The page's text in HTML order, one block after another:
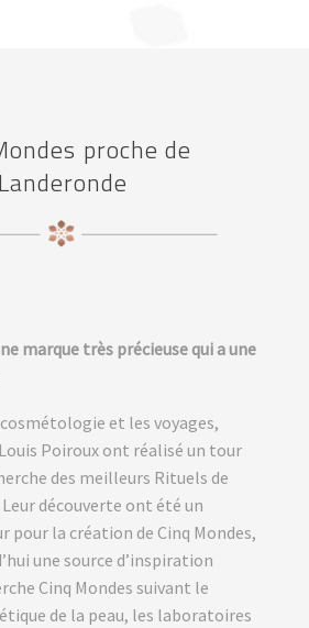
proche de
Landeronde
marque très précieuse qui a une
et les voyages,
Poiroux ont réalisé un tour
des meilleurs Rituels de
découverte ont été un
pour la création de Cinq Mondes,
une source d’inspiration
Cinq Mondes suivant le
de la peau, les laboratoires